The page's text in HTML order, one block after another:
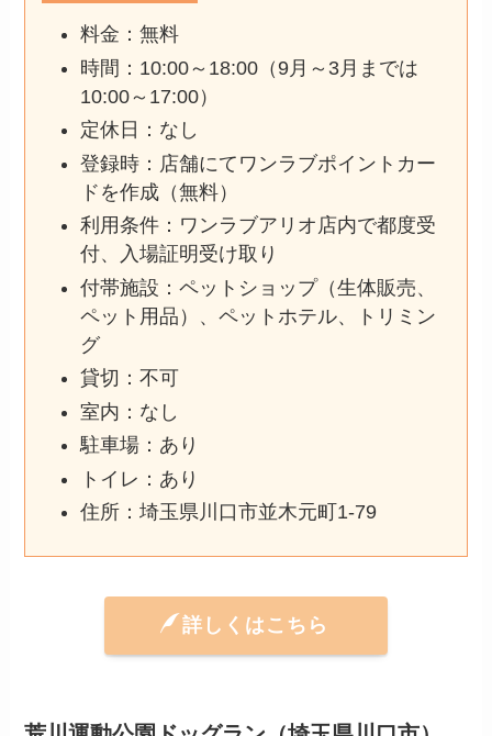
料金：無料
時間：10:00～18:00（9月～3月までは
10:00～17:00）
定休日：なし
登録時：店舗にてワンラブポイントカー
ドを作成（無料）
利用条件：ワンラブアリオ店内で都度受
付、入場証明受け取り
付帯施設：ペットショップ（生体販売、
ペット用品）、ペットホテル、トリミン
グ
貸切：不可
室内：なし
駐車場：あり
トイレ：あり
住所：埼玉県川口市並木元町1-79
詳しくはこちら